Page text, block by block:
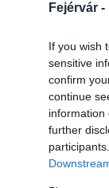
Fejérvár -
If you wish
sensitive
confirm
continue
information
further